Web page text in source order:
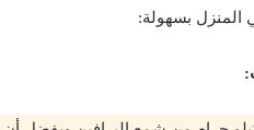
المنزل بسهولة: